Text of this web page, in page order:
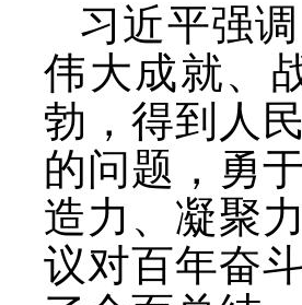
习近平强
伟大成就、
勃，得到人
的问题，勇
造力、凝聚
议对百年奋